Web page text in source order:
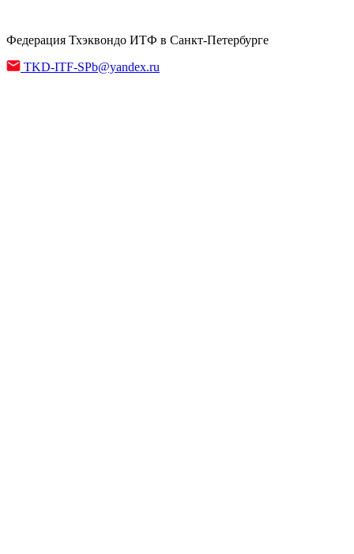
Федерация Тхэквондо ИТФ в Санкт-Петербурге
TKD-ITF-SPb@yandex.ru